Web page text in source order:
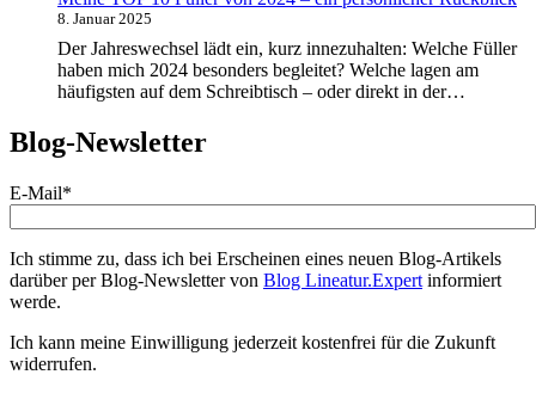
8. Januar 2025
Der Jahreswechsel lädt ein, kurz innezuhalten: Welche Füller
haben mich 2024 besonders begleitet? Welche lagen am
häufigsten auf dem Schreibtisch – oder direkt in der…
Blog-Newsletter
E-Mail*
Ich stimme zu, dass ich bei Erscheinen eines neuen Blog-Artikels
darüber per Blog-Newsletter von Blog Lineatur.Expert informiert
werde.
Ich kann meine Einwilligung jederzeit kostenfrei für die Zukunft
widerrufen.